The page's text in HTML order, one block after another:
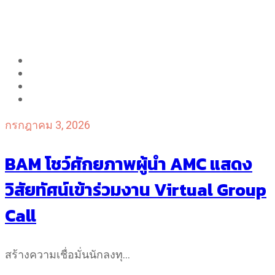
กรกฎาคม 3, 2026
BAM โชว์ศักยภาพผู้นำ AMC แสดง
วิสัยทัศน์เข้าร่วมงาน Virtual Group
Call
สร้างความเชื่อมั่นนักลงทุ…